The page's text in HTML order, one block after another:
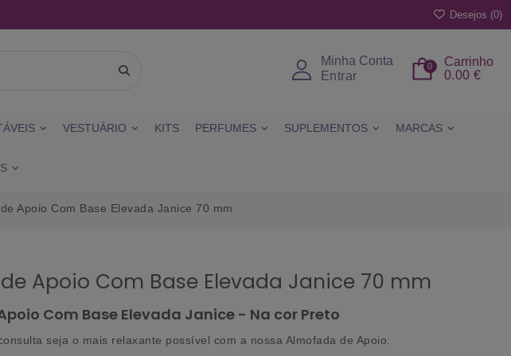
Desejos (0)
Minha Conta
Entrar
Carrinho
0
0.00 €
VESTUÁRIO KITS PERFUMES SUPLEMENTOS MARCAS
Apoio Com Base Elevada Janice 70 mm
Apoio Com Base Elevada Janice 70 mm
Com Base Elevada Janice - Na cor Preto
seja o mais relaxante possível com a nossa Almofada de Apoio.